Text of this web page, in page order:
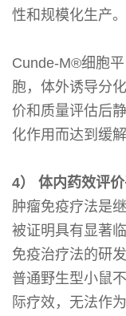
性和规模化生产。
Cunde-M®细胞
胞，体外诱导分
价和质量评估后
化作用而达到缓解
4） 体内药效评
肿瘤免疫疗法是
被证明具有显著
免疫治疗法的研
普通野生型小鼠
际疗效，无法作